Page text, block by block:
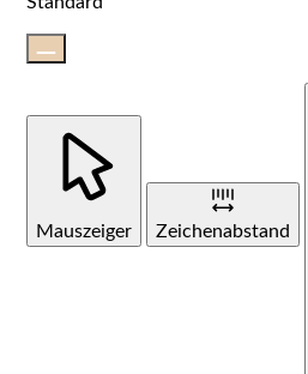
Mauszeiger Zeichenabstand